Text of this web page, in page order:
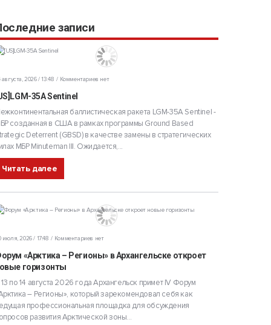
записи
августа, 2026 / 13:48 Комментариев нет
35A Sentinel
баллистическая ракета LGM-35A Sentinel -
созданная в США в рамках программы Ground Based
Deterrent (GBSD) в качестве замены в стратегических
МБР Minuteman III. Ожидается,...
Читать далее
июля, 2026 / 17:48 Комментариев нет
«Арктика – Регионы» в Архангельске откроет
горизонты
по 14 августа 2026 года Архангельск примет IV Форум
– Регионы», который зарекомендовал себя как
профессиональная площадка для обсуждения
развития Арктической зоны...